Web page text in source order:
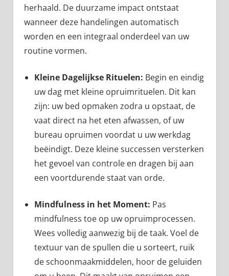
herhaald. De duurzame impact ontstaat
wanneer deze handelingen automatisch
worden en een integraal onderdeel van uw
routine vormen.
Kleine Dagelijkse Rituelen: Begin en eindig
uw dag met kleine opruimrituelen. Dit kan
zijn: uw bed opmaken zodra u opstaat, de
vaat direct na het eten afwassen, of uw
bureau opruimen voordat u uw werkdag
beëindigt. Deze kleine successen versterken
het gevoel van controle en dragen bij aan
een voortdurende staat van orde.
Mindfulness in het Moment: Pas
mindfulness toe op uw opruimprocessen.
Wees volledig aanwezig bij de taak. Voel de
textuur van de spullen die u sorteert, ruik
de schoonmaakmiddelen, hoor de geluiden